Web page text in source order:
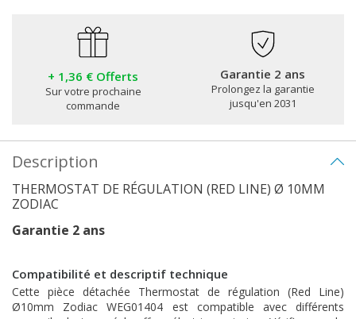
+ 1,36 € Offerts
Sur votre prochaine
commande
Garantie 2 ans
Prolongez la garantie
jusqu'en 2031
Description
THERMOSTAT DE RÉGULATION (RED LINE) Ø 10MM
ZODIAC
Garantie 2 ans
Compatibilité et descriptif technique
Cette pièce détachée Thermostat de régulation (Red Line)
Ø10mm Zodiac WEG01404 est compatible avec différents